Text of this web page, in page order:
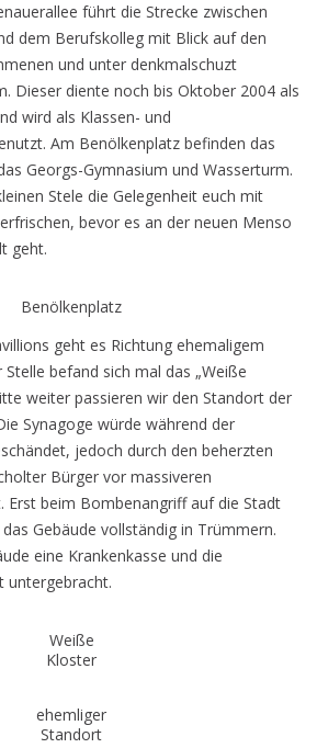
führt die Strecke zwischen
dem Berufskolleg mit Blick auf den
und unter denkmalschuzt
Dieser diente noch bis Oktober 2004 als
wird als Klassen- und
Am Benölkenplatz befinden das
Georgs-Gymnasium und Wasserturm.
Stele die Gelegenheit euch mit
bevor es an der neuen Menso
geht.
Benölkenplatz
geht es Richtung ehemaligem
Stelle befand sich mal das „Weiße
weiter passieren wir den Standort der
Synagoge würde während der
jedoch durch den beherzten
Bürger vor massiveren
Erst beim Bombenangriff auf die Stadt
Gebäude vollständig in Trümmern.
eine Krankenkasse und die
untergebracht.
Weiße
Kloster
ehemliger
Standort